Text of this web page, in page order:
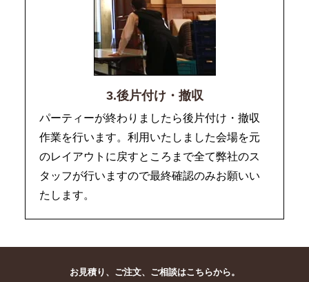
3.後片付け・撤収
パーティーが終わりましたら後片付け・撤収
作業を行います。利用いたしました会場を元
のレイアウトに戻すところまで全て弊社のス
タッフが行いますので最終確認のみお願いい
たします。
お見積り、ご注文、ご相談はこちらから。